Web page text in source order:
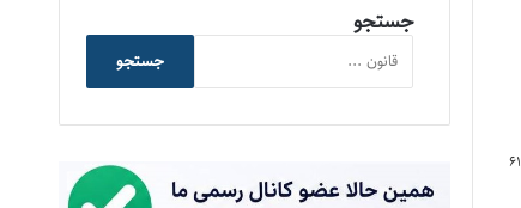
61
جستجو
جستجو